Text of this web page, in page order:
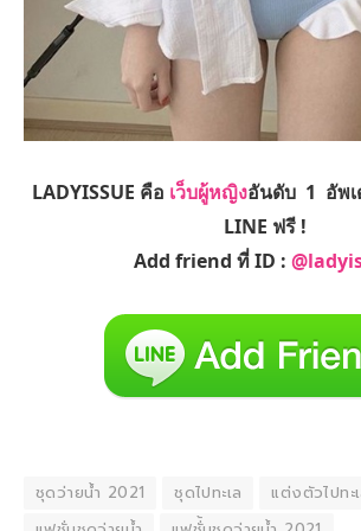
LADYISSUE คือ เว็บผู้หญิงอันดับ 1 อัพเ
LINE ฟรี !
Add friend ที่ ID :
ชุดว่ายน้ำ 2021 ชุดไปทะเล
แต่งตัวไปทะ